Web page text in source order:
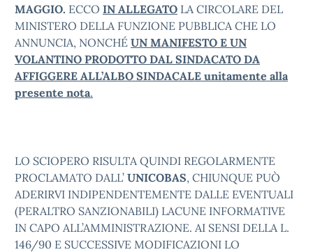
MAGGIO. ECCO IN ALLEGATO LA CIRCOLARE DEL
MINISTERO DELLA FUNZIONE PUBBLICA CHE LO
ANNUNCIA, NONCHÉ UN MANIFESTO E UN
VOLANTINO PRODOTTO DAL SINDACATO DA
AFFIGGERE ALL’ALBO SINDACALE unitamente alla
presente nota.
LO SCIOPERO RISULTA QUINDI REGOLARMENTE
PROCLAMATO DALL’ UNICOBAS, CHIUNQUE PUÒ
ADERIRVI INDIPENDENTEMENTE DALLE EVENTUALI
(PERALTRO SANZIONABILI) LACUNE INFORMATIVE
IN CAPO ALL’AMMINISTRAZIONE. AI SENSI DELLA L.
146/90 E SUCCESSIVE MODIFICAZIONI LO